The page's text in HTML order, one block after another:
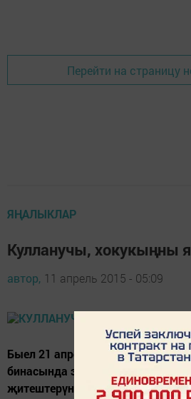
Перейти на страницу
ЯҢАЛЫКЛАР
Кулланучы, хокукыңны
автор, 11 апрель 2015 - 05:09
Быел 21 апрельдә Шәмәрдән
бинасында этил спирты,
җитештерүне һәм аларның